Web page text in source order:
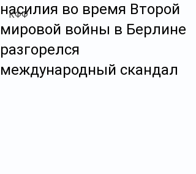
КФФ
насилия во время Второй
мировой войны в Берлине
разгорелся
международный скандал